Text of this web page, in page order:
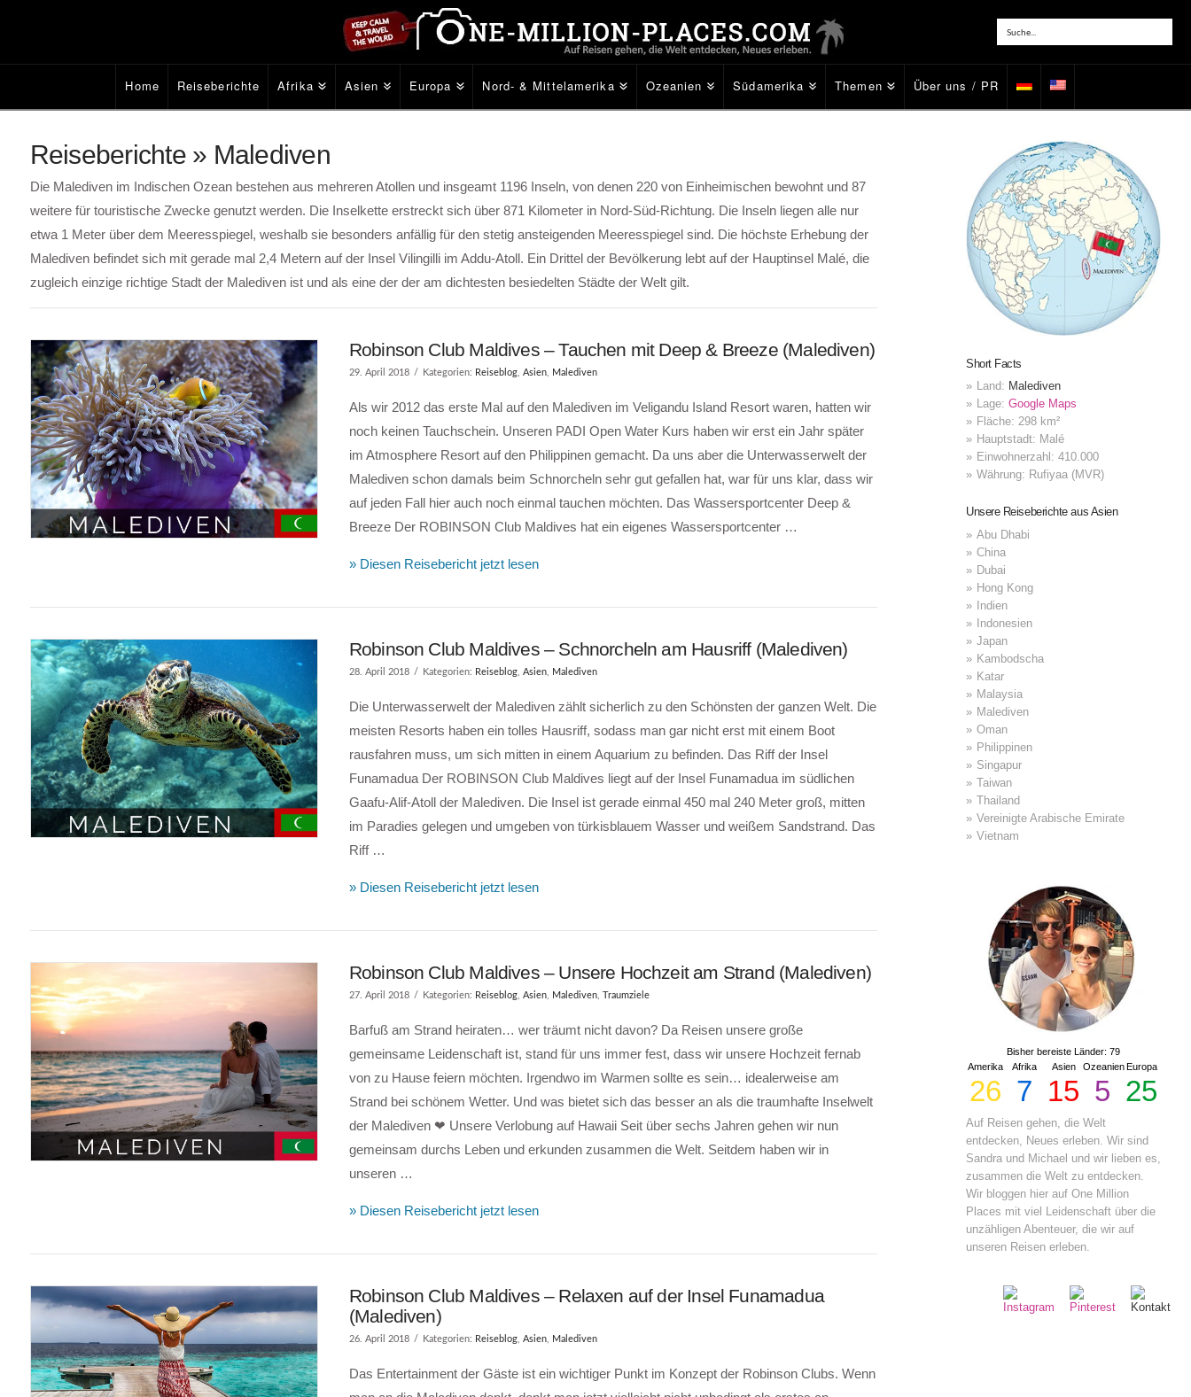
Home Reiseberichte Afrika Asien Europa Nord- & Mittelamerika Ozeanien Südamerika Themen Über uns / PR
Reiseberichte » Malediven
Die Malediven im Indischen Ozean bestehen aus mehreren Atollen und insgeamt 1196 Inseln, von denen 220 von Einheimischen bewohnt und 87
weitere für touristische Zwecke genutzt werden. Die Inselkette erstreckt sich über 871 Kilometer in Nord-Süd-Richtung. Die Inseln liegen alle nur
etwa 1 Meter über dem Meeresspiegel, weshalb sie besonders anfällig für den stetig ansteigenden Meeresspiegel sind. Die höchste Erhebung der
Malediven befindet sich mit gerade mal 2,4 Metern auf der Insel Vilingilli im Addu-Atoll. Ein Drittel der Bevölkerung lebt auf der Hauptinsel Malé, die
zugleich einzige richtige Stadt der Malediven ist und als eine der der am dichtesten besiedelten Städte der Welt gilt.
VIEW POST
Robinson Club Maldives – Tauchen mit Deep & Breeze (Malediven)
29. April 2018 Kategorien: Reiseblog, Asien, Malediven
Als wir 2012 das erste Mal auf den Malediven im Veligandu Island Resort waren, hatten wir
noch keinen Tauchschein. Unseren PADI Open Water Kurs haben wir erst ein Jahr später
im Atmosphere Resort auf den Philippinen gemacht. Da uns aber die Unterwasserwelt der
Malediven schon damals beim Schnorcheln sehr gut gefallen hat, war für uns klar, dass wir
auf jeden Fall hier auch noch einmal tauchen möchten. Das Wassersportcenter Deep &
Breeze Der ROBINSON Club Maldives hat ein eigenes Wassersportcenter …
» Diesen Reisebericht jetzt lesen
VIEW POST
Robinson Club Maldives – Schnorcheln am Hausriff (Malediven)
28. April 2018 Kategorien: Reiseblog, Asien, Malediven
Die Unterwasserwelt der Malediven zählt sicherlich zu den Schönsten der ganzen Welt. Die
meisten Resorts haben ein tolles Hausriff, sodass man gar nicht erst mit einem Boot
rausfahren muss, um sich mitten in einem Aquarium zu befinden. Das Riff der Insel
Funamadua Der ROBINSON Club Maldives liegt auf der Insel Funamadua im südlichen
Gaafu-Alif-Atoll der Malediven. Die Insel ist gerade einmal 450 mal 240 Meter groß, mitten
im Paradies gelegen und umgeben von türkisblauem Wasser und weißem Sandstrand. Das
Riff …
» Diesen Reisebericht jetzt lesen
Robinson Club Maldives – Unsere Hochzeit am Strand (Malediven)
27. April 2018 Kategorien: Reiseblog, Asien, Malediven, Traumziele
Barfuß am Strand heiraten… wer träumt nicht davon? Da Reisen unsere große
gemeinsame Leidenschaft ist, stand für uns immer fest, dass wir unsere Hochzeit fernab
von zu Hause feiern möchten. Irgendwo im Warmen sollte es sein… idealerweise am
Strand bei schönem Wetter. Und was bietet sich das besser an als die traumhafte Inselwelt
der Malediven ❤ Unsere Verlobung auf Hawaii Seit über sechs Jahren gehen wir nun
gemeinsam durchs Leben und erkunden zusammen die Welt. Seitdem haben wir in
unseren …
» Diesen Reisebericht jetzt lesen
Robinson Club Maldives – Relaxen auf der Insel Funamadua
(Malediven)
26. April 2018 Kategorien: Reiseblog, Asien, Malediven
Das Entertainment der Gäste ist ein wichtiger Punkt im Konzept der Robinson Clubs. Wenn
Short Facts
Land: Malediven
Lage:Google Maps
Fläche: 298 km²
Hauptstadt: Malé
Einwohnerzahl: 410.000
Währung: Rufiyaa (MVR)
Unsere Reiseberichte aus Asien
Abu Dhabi
China
Dubai
Hong Kong
Indien
Indonesien
Japan
Kambodscha
Katar
Malaysia
Malediven
Oman
Philippinen
Singapur
Taiwan
Thailand
Vereinigte Arabische Emirate
Vietnam
Bisher bereiste Länder: 79
Amerika
26
Afrika
7
Asien
15
Ozeanien
5
Europa
25
Auf Reisen gehen, die Welt
entdecken, Neues erleben. Wir sind
Sandra und Michael und wir lieben es,
zusammen die Welt zu entdecken.
Wir bloggen hier auf One Million
Places mit viel Leidenschaft über die
unzähligen Abenteuer, die wir auf
unseren Reisen erleben.